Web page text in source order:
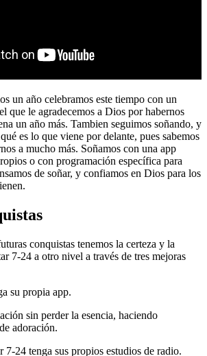
un año celebramos este tiempo con un
que le agradecemos a Dios por habernos
un año más. Tambien seguimos soñando, y
es lo que viene por delante, pues sabemos
a mucho más. Soñamos con una app
o con programación específica para
de soñar, y confiamos en Dios para los
conquistas tenemos la certeza y la
7-24 a otro nivel a través de tres mejoras
su propia app.
sin perder la esencia, haciendo
adoración.
24 tenga sus propios estudios de radio.